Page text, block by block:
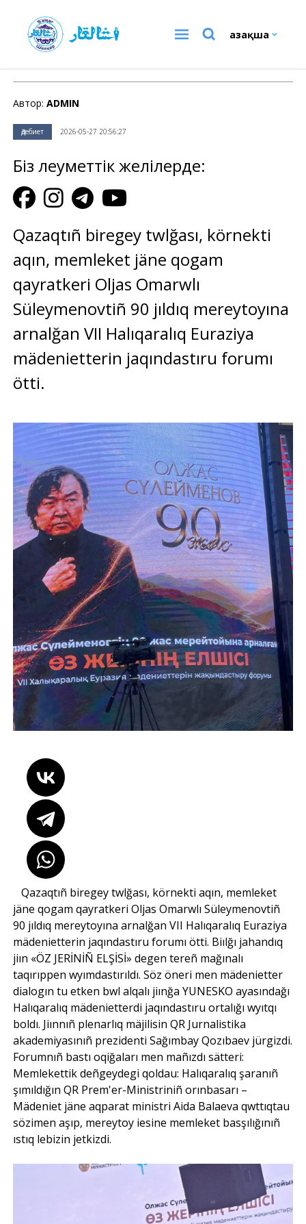
Қазақша
Автор: ADMIN
Әдебиет 2026-05-27 20:56:27
Біз әлеуметтік желілерде:
Qazaqtıñ biregey twlğası, körnekti
aqın, memleket jäne qogam
qayratkeri Oljas Omarwlı
Süleymenovtiñ 90 jıldıq mereytoyına
arnalğan VII Halıqaralıq Euraziya
mädenietterin jaqındastıru forumı
ötti.
Qazaqtıñ biregey twlğası, körnekti aqın, memleket
jäne qogam qayratkeri Oljas Omarwlı Süleymenovtiñ
90 jıldıq mereytoyına arnalğan VII Halıqaralıq Euraziya
mädenietterin jaqındastıru forumı ötti. Biılğı jahandıq
jiın «ÖZ JERİNİÑ ELŞİSİ» degen tereñ mağınalı
taqırıppen wyımdastırıldı. Söz öneri men mädenietter
dialogın tu etken bwl alqalı jiınğa YUNESKO ayasındağı
Halıqaralıq mädenietterdi jaqındastıru ortalığı wyıtqı
boldı. Jiınnıñ plenarlıq mäjilisin QR Jurnalistika
akademiyasınıñ prezidenti Sağımbay Qozıbaev jürgizdi.
Forumnıñ bastı oqiğaları men mañızdı sätteri:
Memlekettik deñgeydegi qoldau: Halıqaralıq şaranıñ
şımıldığın QR Prem'er-Ministriniñ orınbasarı –
Mädeniet jäne aqparat ministri Aida Balaeva qwttıqtau
sözimen aşıp, mereytoy iesine memleket basşılığınıñ
ıstıq lebizin jetkizdi.